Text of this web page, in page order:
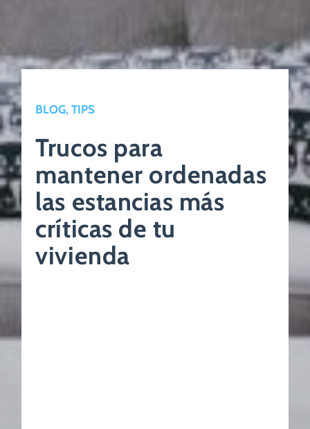
BLOG, TIPS
Trucos para
mantener ordenadas
las estancias más
críticas de tu
vivienda